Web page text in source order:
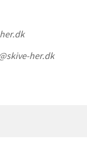
her.dk